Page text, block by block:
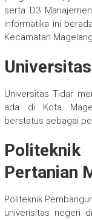
serta D3
informatika ini
Kecamatan
Universitas Tidar
ada di Kota
berstatus sebagai
Pertanian
Politeknik
univerisitas negeri